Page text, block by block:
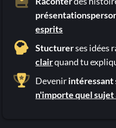
esprits
Stucturerses idées
clairquand tu
Devenirintéressant
n'importe quel